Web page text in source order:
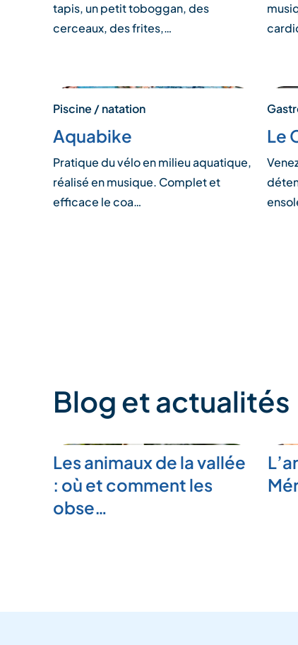
tapis, un petit toboggan, des
cerceaux, des frites,…
Piscine / natation
Aquabike
Pratique du vélo en milieu aquatique,
réalisé en musique. Complet et
efficace le coa…
Le
Blog et actualités
Les animaux de la vallée
: où et comment les
obse…